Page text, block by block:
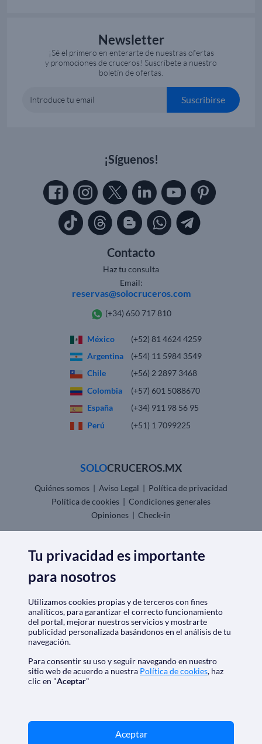
Newsletter
¡Sé el primero en enterarte de nuestras ofertas
y promociones de cruceros! Suscríbete a nuestro
boletín de ofertas.
Introduce tu email Suscribirse
¡Síguenos!
Contacto
Haz tu consulta
Email:
reservas@solocruceros.com
(+34) 650 717 810
México
(+52) 81 4624 4259
Argentina
(+54) 11 5984 3549
Chile
(+56) 2 2897 3468
Colombia
(+57) 601 5088670
España
(+34) 911 98 56 95
Perú
(+51) 1 7099225
SOLOCRUCEROS.MX
Quiénes somos | Aviso Legal | Política de privacidad
Política de cookies | Condiciones generales
Opiniones | Check-in
Nos acreditan
autorización GC 001818
Tu privacidad es importante
para nosotros
Utilizamos cookies propias y de terceros con fines
analíticos, para garantizar el correcto funcionamiento
del portal, mejorar nuestros servicios y mostrarte
publicidad personalizada basándonos en el análisis de tu
navegación.
Para consentir su uso y seguir navegando en nuestro
sitio web de acuerdo a nuestra Política de cookies, haz
clic en "Aceptar"
Aceptar